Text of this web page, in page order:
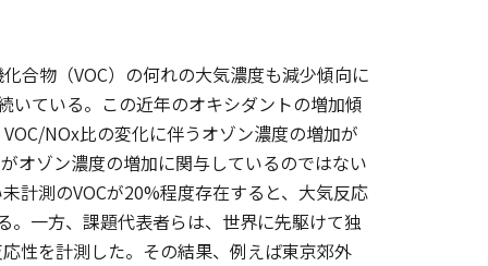
合物（VOC）の何れの大気濃度も減少傾向に
いている。この近年のオキシダントの増加傾
NOx比の変化に伴うオゾン濃度の増加が
オゾン濃度の増加に関与しているのではない
計測のVOCが20%程度存在すると、大気反応
。一方、課題代表者らは、世界に先駆けて独
性を計測した。その結果、例えば東京郊外